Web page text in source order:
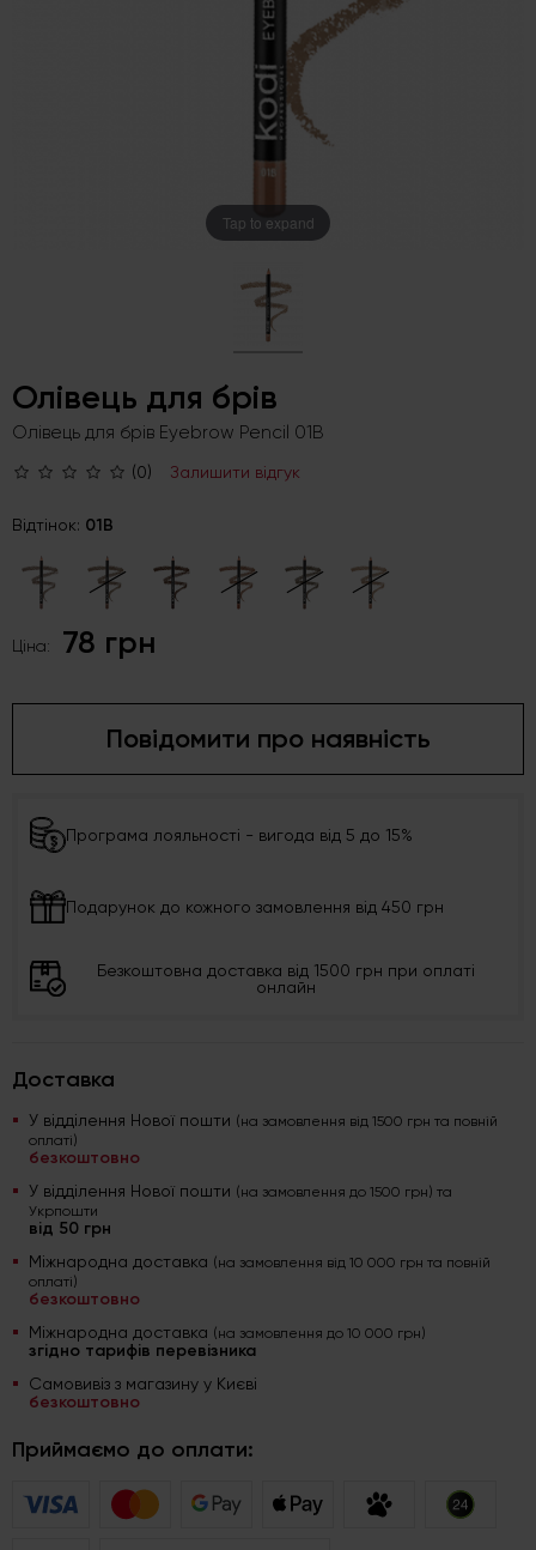
Tap to expand
Олівець для брів
Олівець для брів Eyebrow Pencil 01B
(0) Залишити відгук
Відтінок: 01B
Ціна: 78 грн
Повідомити про наявність
Програма лояльності - вигода від 5 до 15%
Подарунок до кожного замовлення від 450 грн
Безкоштовна доставка від 1500 грн при оплаті
онлайн
Доставка
У відділення Нової пошти (на замовлення від 1500 грн та повній
оплаті)
безкоштовно
У відділення Нової пошти (на замовлення до 1500 грн) та
Укрпошти
від 50 грн
Міжнародна доставка (на замовлення від 10 000 грн та повній
оплаті)
безкоштовно
Міжнародна доставка (на замовлення до 10 000 грн)
згідно тарифів перевізника
Самовивіз з магазину у Києві
безкоштовно
Приймаємо до оплати: